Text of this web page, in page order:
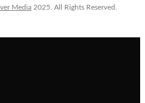
Media 2025. All Rights Reserved.